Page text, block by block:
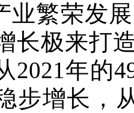
业繁荣发
长极来打
2021年的
步增长，